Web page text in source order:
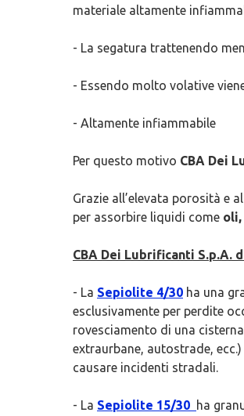
materiale altamente
- La segatura trattenendo
- Essendo molto volative
- Altamente infiammabile
Per questo motivo CBA Dei
Grazie all’elevata porosità e
per assorbire liquidi come oli,
CBA Dei Lubrificanti
- La Sepiolite 4/30 ha una
esclusivamente per perdite
rovesciamento di una
extraurbane, autostrade,
causare incidenti stradali.
- La Sepiolite 15/30 ha